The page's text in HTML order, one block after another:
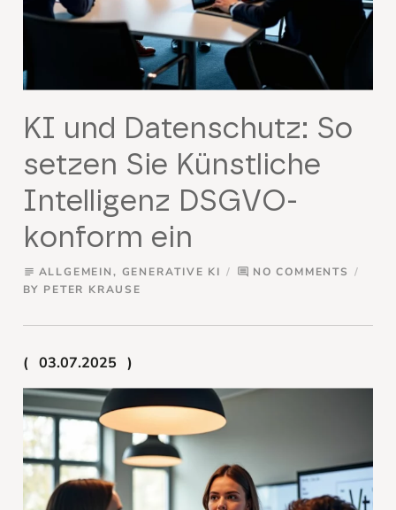
KI und Datenschutz: So
setzen Sie Künstliche
Intelligenz DSGVO-
konform ein
subject ALLGEMEIN, GENERATIVE KI comment NO COMMENTS
BY PETER KRAUSE
03.07.2025